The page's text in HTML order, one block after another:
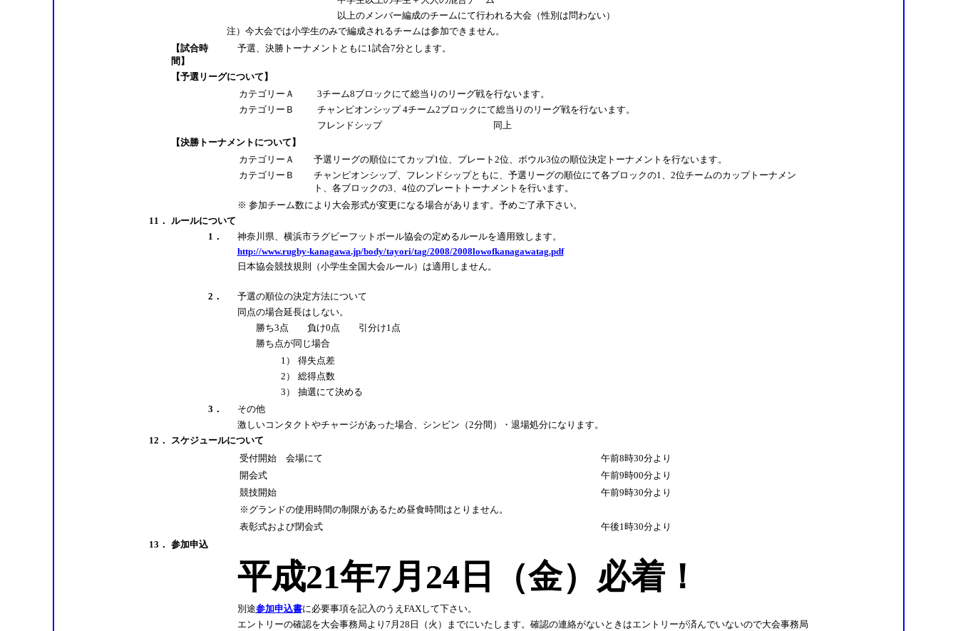
以上のメンバー編成のチームにて行われる大会（性別は問わない）
注）今大会では小学生のみで編成されるチームは参加できません。
【試合時
間】
予選、決勝トーナメントともに1試合7分とします。
【予選リーグについて】
カテゴリーＡ
3チーム8ブロックにて総当りのリーグ戦を行ないます。
カテゴリーＢ
チャンピオンシップ 4チーム2ブロックにて総当りのリーグ戦を行ないます。
フレンドシップ 同上
【決勝トーナメントについて】
カテゴリーＡ
予選リーグの順位にてカップ1位、プレート2位、ボウル3位の順位決定トーナメントを行ないます。
カテゴリーＢ
チャンピオンシップ、フレンドシップともに、予選リーグの順位にて各ブロックの1、2位チームのカップトーナメン
ト、各ブロックの3、4位のプレートトーナメントを行います。
※ 参加チーム数により大会形式が変更になる場合があります。予めご了承下さい。
11． ルールについて
1．
神奈川県、横浜市ラグビーフットボール協会の定めるルールを適用致します。
http://www.rugby-kanagawa.jp/body/tayori/tag/2008/2008lowofkanagawatag.pdf
日本協会競技規則（小学生全国大会ルール）は適用しません。
2．
予選の順位の決定方法について
同点の場合延長はしない。
勝ち3点 負け0点 引分け1点
勝ち点が同じ場合
1）
得失点差
2）
総得点数
3）
抽選にて決める
3．
その他
激しいコンタクトやチャージがあった場合、シンビン（2分間）・退場処分になります。
12．
スケジュールについて
受付開始 会場にて
午前8時30分より
開会式
午前9時00分より
競技開始
午前9時30分より
※グランドの使用時間の制限があるため昼食時間はとりません。
表彰式および閉会式
午後1時30分より
13． 参加申込
平成21年7月24日（金）必着！
別途参加申込書に必要事項を記入のうえFAXして下さい。
エントリーの確認を大会事務局より7月28日（火）までにいたします。確認の連絡がないときはエントリーが済んでいないので大会事務局